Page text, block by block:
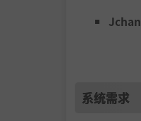
Jchan
系统需求